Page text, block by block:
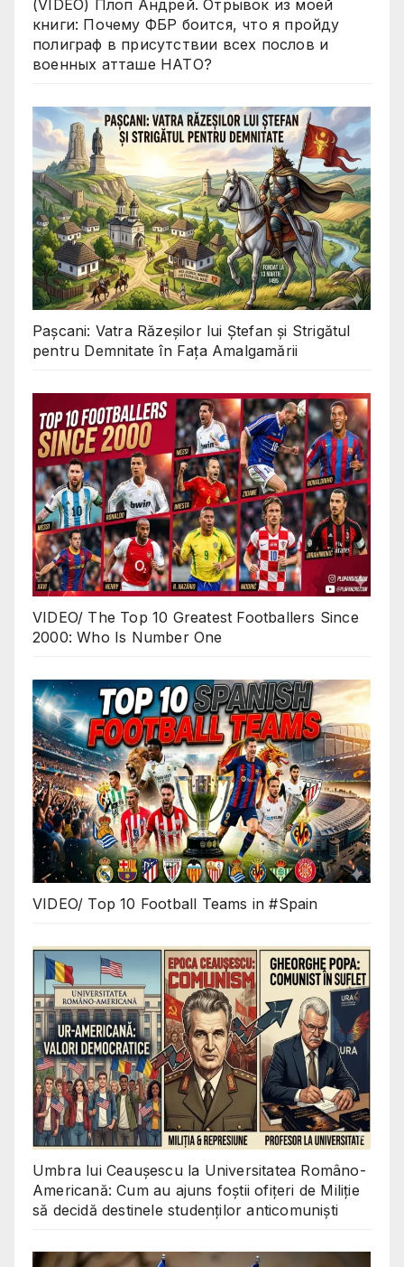
(VIDEO) Плоп Андрей. Отрывок из моей
книги: Почему ФБР боится, что я пройду
полиграф в присутствии всех послов и
военных атташе НАТО?
Pașcani: Vatra Răzeșilor lui Ștefan și Strigătul
pentru Demnitate în Fața Amalgamării
VIDEO/ The Top 10 Greatest Footballers Since
2000: Who Is Number One
VIDEO/ Top 10 Football Teams in #Spain
Umbra lui Ceaușescu la Universitatea Româno-
Americană: Cum au ajuns foștii ofițeri de Miliție
să decidă destinele studenților anticomuniști